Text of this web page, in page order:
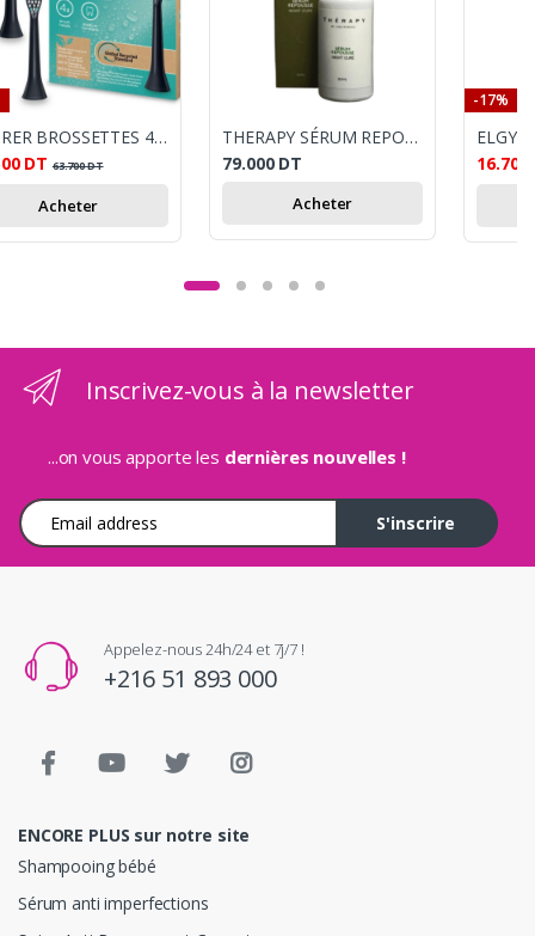
BEURER BROSSETTES 4 RECHARGES SC CLASSIC CLEAN
DT 63.700DT
Acheter
THERAPY SÉRUM REPOUSSE – NIGHT CURE
79.000 DT
Acheter
-17%
16.700
Inscrivez-vous à la newsletter
...on vous apporte les dernières nouvelles !
Adresse e-mail
S'inscrire
Appelez-nous 24h/24 et 7j/7 !
+216 51 893 000
ENCORE PLUS sur notre site
Shampooing bébé
Sérum anti imperfections